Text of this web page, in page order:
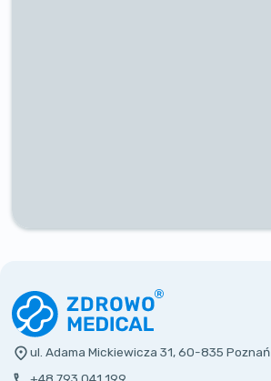
ul. Adama Mickiewicza 31, 60-835 Poznań